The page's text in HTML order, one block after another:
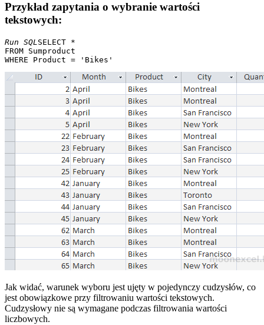
Przykład zapytania o wybranie wartości
tekstowych:
Run SQLSELECT *
FROM Sumproduct
Jak widać, warunek wyboru jest ujęty w pojedynczy cudzysłów, co
jest obowiązkowe przy filtrowaniu wartości tekstowych.
Cudzysłowy nie są wymagane podczas filtrowania wartości
liczbowych.